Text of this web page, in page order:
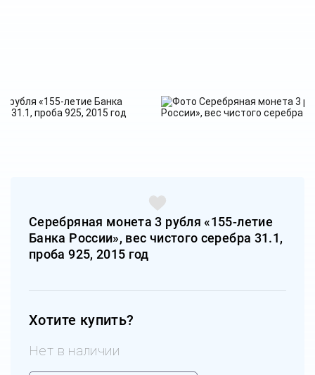
Серебряная монета 3 рубля «155-летие
Банка России», вес чистого серебра 31.1,
проба 925, 2015 год
Хотите купить?
Нет в наличии